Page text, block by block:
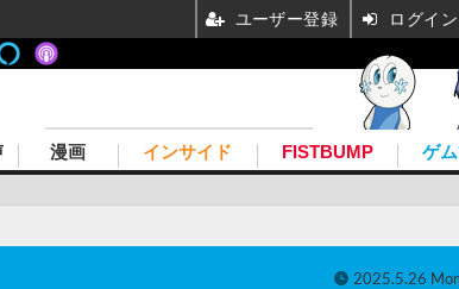
漫画 インサイド FISTBUMP ゲ
2025.5.26
ユーザー登録 ログイン